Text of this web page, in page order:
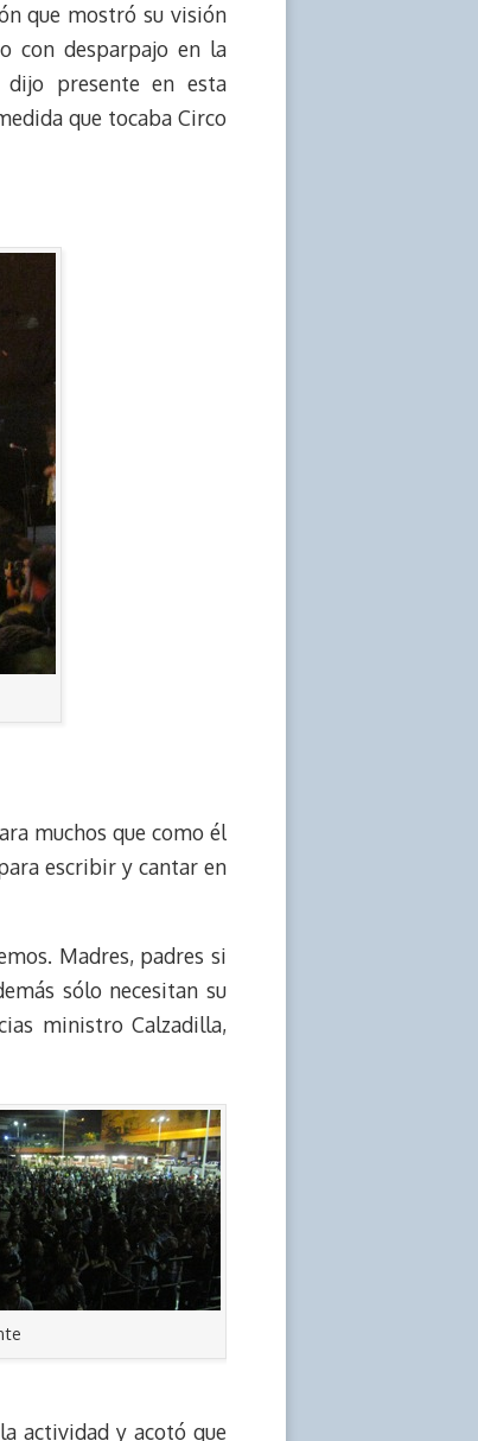
que mostró su visión
con desparpajo en la
dijo presente en esta
que tocaba Circo
muchos que como él
escribir y cantar en
Madres, padres si
sólo necesitan su
ministro Calzadilla,
actividad y acotó que